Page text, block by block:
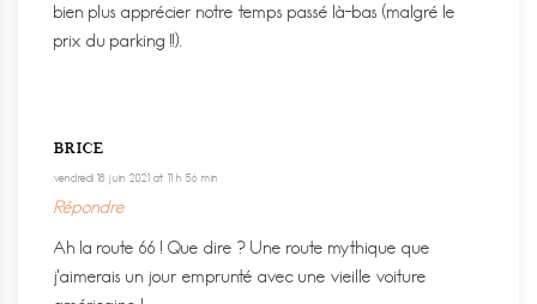
bien plus apprécier notre temps passé là-bas (malgré le
prix du parking !!).
BRICE
vendredi 18 juin 2021 at 11 h 56 min
Répondre
Ah la route 66 ! Que dire ? Une route mythique que
j’aimerais un jour emprunté avec une vieille voiture